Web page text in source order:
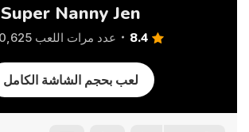
Super Nanny Jen
8.4 عدد مرات اللعب 1,170,625
لعب بحجم الشاشة الكامل